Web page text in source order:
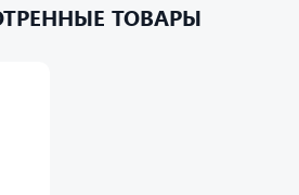
ТОВАРЫ